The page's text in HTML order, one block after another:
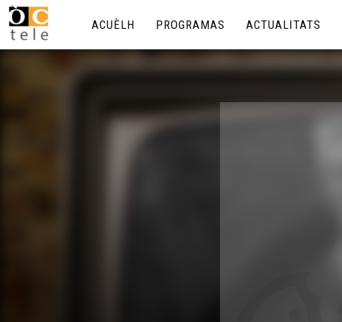
ACUÈLH PROGRAMAS ACTUALITATS